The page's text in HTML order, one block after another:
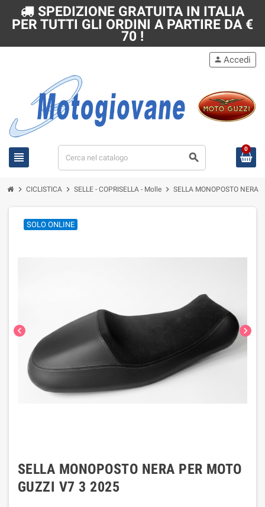
SPEDIZIONE GRATUITA IN ITALIA
PER TUTTI GLI ORDINI A PARTIRE DA €
70 !
view_headline search
person Accedi
0
chevron_right CICLISTICA chevron_right SELLE - COPRISELLA - Molle chevron_right SELLA MONOPOSTO NERA
chevron_left chevron_right
SOLO ONLINE
SELLA MONOPOSTO NERA PER MOTO
GUZZI V7 3 2025